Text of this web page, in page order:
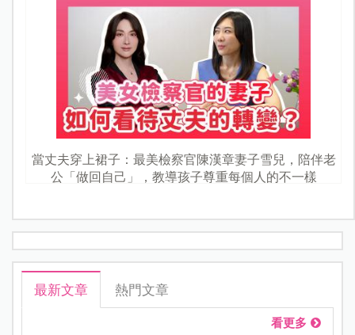
當丈夫穿上裙子：最美檢察官陳漢章妻子雪兒，陪伴老
公「做回自己」，教導孩子尊重每個人的不一樣
最新文章 熱門文章
看更多